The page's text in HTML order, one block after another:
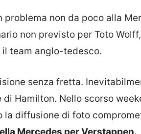
non da poco alla
non previsto per Toto
team anglo-tedesco.
senza fretta.
Hamilton. Nello scorso
la diffusione di foto
Mercedes per Verstappen.